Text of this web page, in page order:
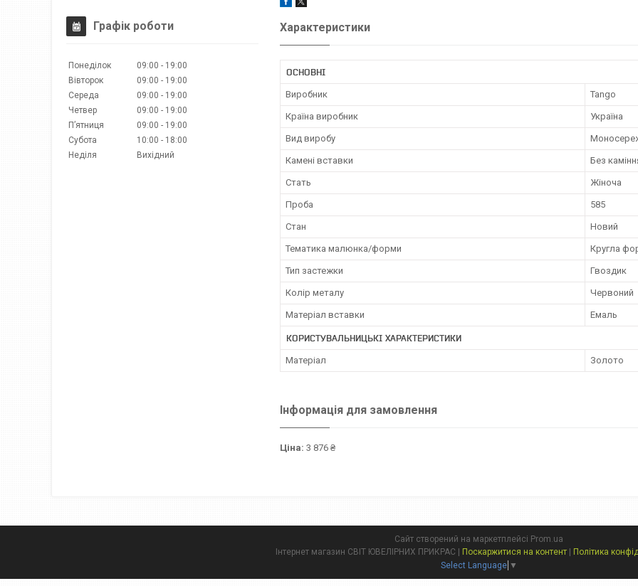
Характеристики
ОСНОВНІ
Виробник Tango
Країна виробник Україна
Вид виробу
Камені вставки Без
Стать Жіноча
Проба 585
Стан Новий
Тематика малюнка/форми Кругла
Тип застежки Гвоздик
Колір металу Червоний
Матеріал вставки Емаль
КОРИСТУВАЛЬНИЦЬКІ ХАРАКТЕРИСТИКИ
Матеріал Золото
Інформація для замовлення
Ціна: 3 876 ₴
Графік роботи
Понеділок 09:00
19:00
Вівторок
09:00
19:00
Середа
09:00
19:00
Четвер
09:00
19:00
Пʼятниця
09:00
19:00
Субота
10:00
18:00
Неділя
Вихідний
Сайт створений на маркетплейсі Prom.ua
Поскаржитися на контент
Політика
Select Language ▼